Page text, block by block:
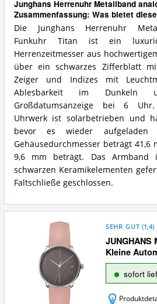
Junghans Herrenuhr Metallband
Zusammenfassung: Was bietet
Die Junghans Herrenuhr
Funkuhr Titan ist ein
Herrenzeitmesser aus
über ein schwarzes Zifferblatt
Zeiger und Indizes mit
Ablesbarkeit im Dunkeln
Großdatumsanzeige bei 6
Uhrwerk ist solarbetrieben und
bevor es wieder aufgeladen
Gehäusedurchmesser beträgt 41,6
9,6 mm beträgt. Das Armband
schwarzen Keramikelementen
Faltschließe geschlossen.
JUNGHANS
Kleine
SEHR GUT (1,4)
sofort